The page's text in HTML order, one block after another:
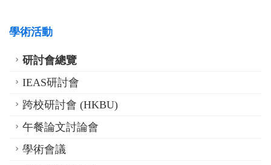
學術活動
研討會總覽
IEAS研討會
跨校研討會 (HKBU)
午餐論文討論會
學術會議